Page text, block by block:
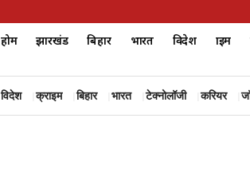
होम झारखंड बिहार भारत विदेश क्राइम
विदेश क्राइम बिहार भारत टेक्नोलॉजी करियर